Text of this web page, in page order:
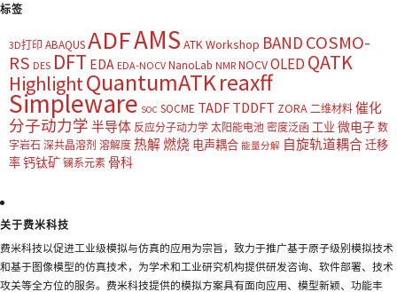
标签
3D打印 ABAQUSADFAMS ATK Workshop BAND COSMO-
RS DES DFT EDA EDA-NOCV NanoLab NMR NOCVOLED QATK
HighlightQuantumATKreaxff
Simpleware SOC SOCME TADF TDDFT ZORA 二维材料 催化
分子动力学 半导体 反应分子动力学 太阳能电池 密度泛函 工业 微电子 数
字岩石 深共晶溶剂 溶解度 热解燃烧 电声耦合 能量分解 自旋轨道耦合迁移
率钙钛矿 镧系元素 骨科
关于费米科技
费米科技以促进工业级模拟与仿真的应用为宗旨，致力于推广基于原子级别模拟技术
和基于图像模型的仿真技术，为学术和工业研究机构提供研发咨询、软件部署、技术
攻关等全方位的服务。费米科技提供的模拟方案具有面向应用、模型新颖、功能丰